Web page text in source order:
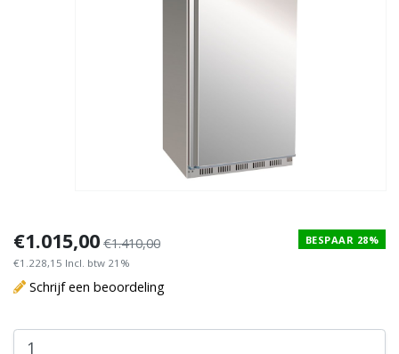
€1.015,00 €1.410,00
€1.228,15 Incl. btw 21%
BESPAAR 28%
Schrijf een beoordeling